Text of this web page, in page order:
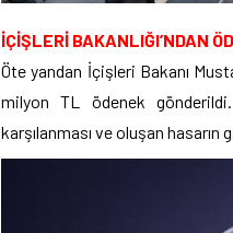
İÇİŞLERİ BAKANLIĞI’NDAN
Öte yandan İçişleri Bakanı
milyon TL ödenek gönderildi.
karşılanması ve oluşan hasarın